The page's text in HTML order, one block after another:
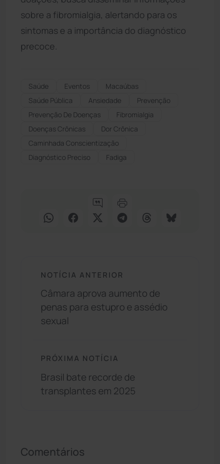
sobre a fibromialgia, alertando para os
sintomas e a importância do diagnóstico
precoce.
Saúde Eventos
Macaúbas
Saúde Pública
Ansiedade
Prevenção
Prevenção De Doenças
Fibromialgia
Doenças Crônicas
Dor Crônica
Caminhada Conscientização
Diagnóstico Preciso
Fadiga
NOTÍCIA ANTERIOR
Câmara aprova aumento de
penas para estupro e assédio
sexual
PRÓXIMA NOTÍCIA
Brasil bate recorde de
transplantes em 2025
Comentários